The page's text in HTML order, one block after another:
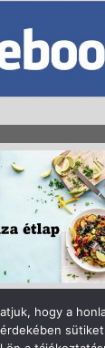
hogy a
sütiket